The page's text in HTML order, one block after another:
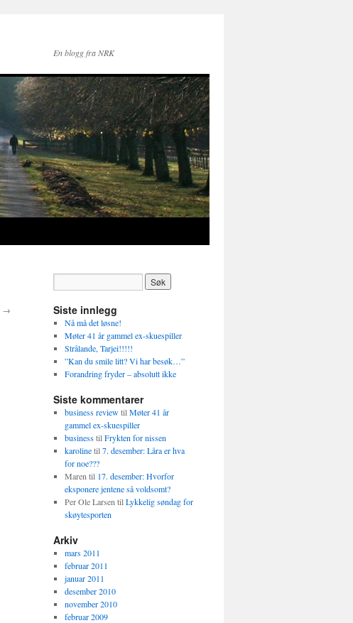
En blogg fra NRK
→ Siste innlegg
Nå må det løsne!
Møter 41 år gammel ex-skuespiller
Strålande, Tarjei!!!!!
”Kan du smile litt? Vi har besøk…”
Forandring fryder – absolutt ikke
Siste kommentarer
business reviewtilMøter 41 år
gammel ex-skuespiller
businesstilFrykten for nissen
karolinetil7. desember: Låra er hva
for noe???
Maren til 17. desember: Hvorfor
eksponere jentene så voldsomt?
Per Ole Larsen tilLykkelig søndag for
skøytesporten
Arkiv
mars 2011
februar 2011
januar 2011
desember 2010
november 2010
februar 2009